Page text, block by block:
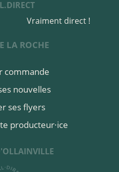
Vraiment direct !
LA ROCHE
commande
nouvelles
ses flyers
producteur·ice